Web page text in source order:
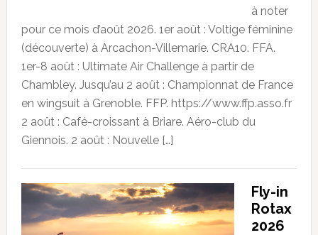
à noter
pour ce mois d’août 2026. 1er août : Voltige féminine
(découverte) à Arcachon-Villemarie. CRA10. FFA.
1er-8 août : Ultimate Air Challenge à partir de
Chambley. Jusqu’au 2 août : Championnat de France
en wingsuit à Grenoble. FFP. https://www.ffp.asso.fr
2 août : Café-croissant à Briare. Aéro-club du
Giennois. 2 août : Nouvelle […]
Fly-in
Rotax
2026